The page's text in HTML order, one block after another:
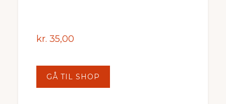
kr. 35,00
GÅ TIL SHOP